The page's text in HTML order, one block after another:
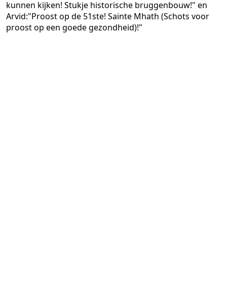
kunnen kijken! Stukje historische bruggenbouw!" en
Arvid:"Proost op de 51ste! Sainte Mhath (Schots voor
proost op een goede gezondheid)!"